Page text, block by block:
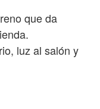
que da
luz al salón y